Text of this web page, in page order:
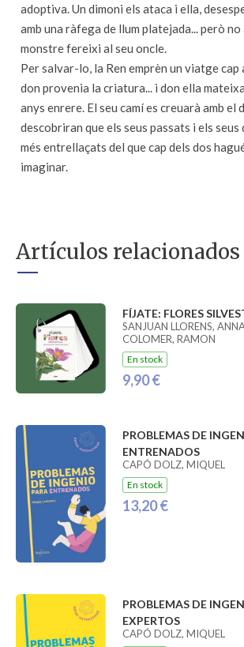
adoptiva. Un dimoni els ataca i ella,
amb una ràfega de llum platejada... però no
monstre fereixi al seu oncle.
Per salvar-lo, la Ren emprèn un viatge cap
don provenia la criatura... i don ella
anys enrere. El seu camí es creuarà amb el
descobriran que els seus passats i els seus
més entrellaçats del que cap dels dos
imaginar.
Artículos relacionados
FÍJATE: FLORES
SANJUAN LLORENS,
COLOMER, RAMON
En stock
9,90 €
PROBLEMAS DE
ENTRENADOS
CAPÓ DOLZ, MIQUEL
En stock
13,20 €
PROBLEMAS DE
EXPERTOS
CAPÓ DOLZ, MIQUEL